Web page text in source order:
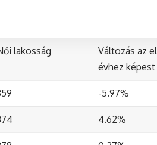
lakosság
Változás az
évhez képest
-5.97%
4.62%